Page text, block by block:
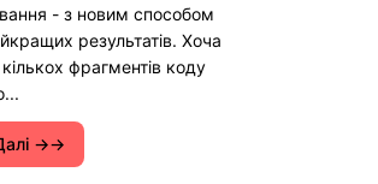
- з новим способом
результатів. Хоча
фрагментів коду
→